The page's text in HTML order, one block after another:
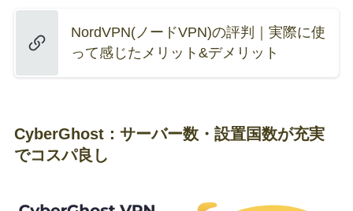
NordVPN(ノードVPN)の評判｜実際に使
って感じたメリット&デメリット
CyberGhost：サーバー数・設置国数が充実
でコスパ良し